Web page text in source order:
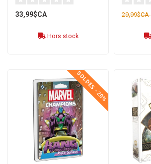
33,99$CA
Hors stock
29,99$CA
SOLDES -20%